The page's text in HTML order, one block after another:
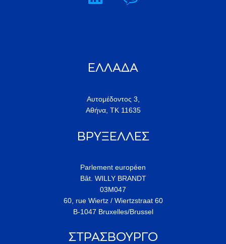
ΕΛΛΑΔΑ
Αυτομέδοντος 3,
Αθήνα, ΤΚ 11635
ΒΡΥΞΕΛΛΕΣ
Parlement européen
Bât. WILLY BRANDT
03M047
60, rue Wiertz / Wiertzstraat 60
B-1047 Bruxelles/Brussel
ΣΤΡΑΣΒΟΥΡΓΟ